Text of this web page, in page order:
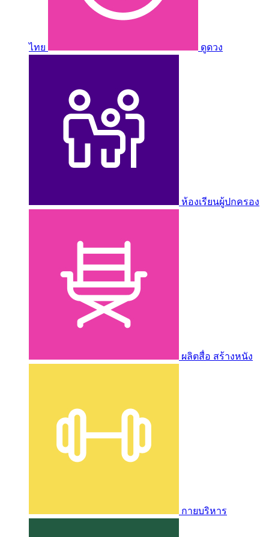
ไทย ดูดวง
ห้องเรียนผู้ปกครอง
ผลิตสื่อ สร้างหนัง
กายบริหาร